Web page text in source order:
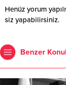
Henüz yorum
siz yapabilirsiniz.
Benzer